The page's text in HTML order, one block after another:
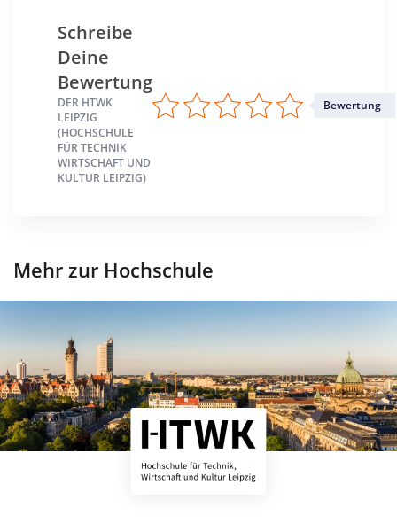
Schreibe
Deine
Bewertung
DER HTWK
LEIPZIG
(HOCHSCHULE
FÜR TECHNIK
WIRTSCHAFT UND
KULTUR LEIPZIG)
Bewertung
Mehr zur Hochschule